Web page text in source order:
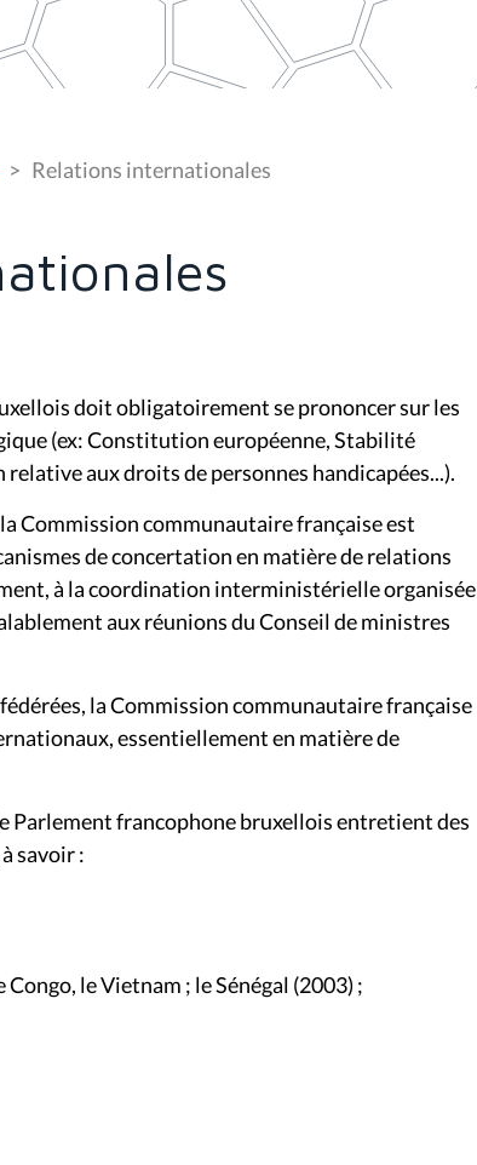
Relations internationales
doit obligatoirement se prononcer sur les
(ex: Constitution européenne, Stabilité
aux droits de personnes handicapées...).
Commission communautaire française est
de concertation en matière de relations
à la coordination interministérielle organisée
aux réunions du Conseil de ministres
la Commission communautaire française
essentiellement en matière de
Parlement francophone bruxellois entretient des
savoir :
le Vietnam ; le Sénégal (2003) ;